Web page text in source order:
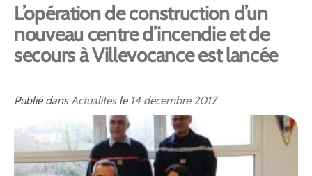
L’opération de construction d’un
nouveau centre d’incendie et de
secours à Villevocance est lancée
Publié dans Actualitésle 14 décembre 2017